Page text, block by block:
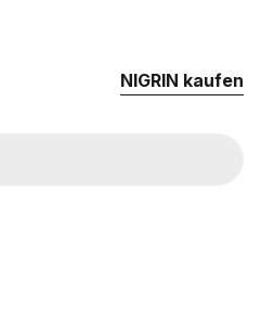
NIG­RIN kau­fen